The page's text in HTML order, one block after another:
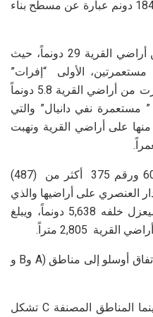
القرية الإجمالية 8,279 دونماً منها 184 دونم عبارة عن مسطح بناء
نهبت المستعمرات الإسرائيلية من أراضي القرية 29 دونماً، حيث
الأولى “إفرات”
والتي تأسست عام 1979م وصادرت من أراضي القرية 5.8 دونماً
” مستعمرة نفي دانيال” والتي
جزء منها على أراضي القرية ونهبت
كما نهبت الطرق الالتفافية رقم 60 ورقم 375 أكثر من (487)
العنصري على أراضيها والذي
دمر تحت مساره 280 دونماً، وسيعزل خلفه 5,638 دونماً، ويبلغ
2,805 متراً.
هذا وتصنف أراضي القرية حسب اتفاق أوسلو إلى مناطق (A وB و
( 10%) ومناطق B تشكل (6%) بينما المناطق المصنفة C تشكل